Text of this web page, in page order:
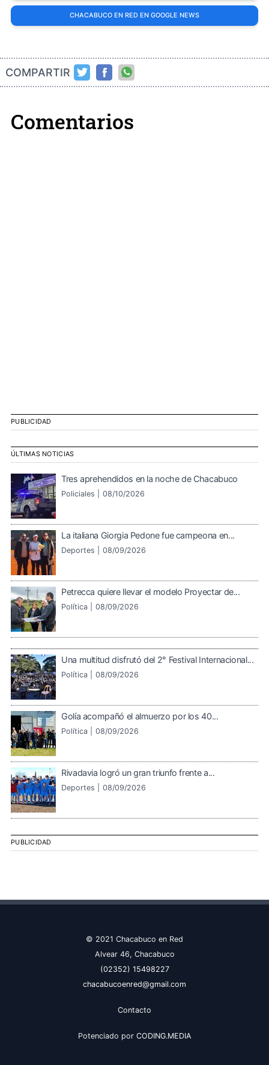
CHACABUCO EN RED EN GOOGLE NEWS
COMPARTIR
Comentarios
PUBLICIDAD
ÚLTIMAS NOTICIAS
Tres aprehendidos en la noche de Chacabuco
Policiales | 08/10/2026
La italiana Giorgia Pedone fue campeona en...
Deportes | 08/09/2026
Petrecca quiere llevar el modelo Proyectar de...
Política | 08/09/2026
Una multitud disfrutó del 2° Festival Internacional...
Política | 08/09/2026
Golía acompañó el almuerzo por los 40...
Política | 08/09/2026
Rivadavia logró un gran triunfo frente a...
Deportes | 08/09/2026
PUBLICIDAD
© 2021 Chacabuco en Red
Alvear 46, Chacabuco
(02352) 15498227
chacabucoenred@gmail.com
Contacto
Potenciado por CODING.MEDIA